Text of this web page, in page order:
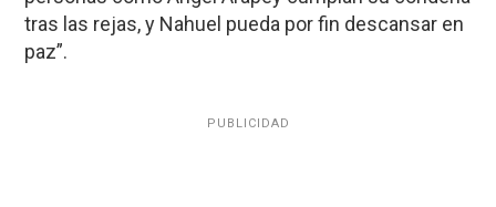
tras las rejas, y Nahuel pueda por fin descansar en
paz”.
PUBLICIDAD